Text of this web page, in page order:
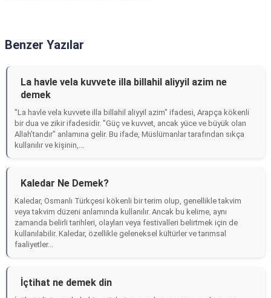
Benzer Yazılar
La havle vela kuvvete illa billahil aliyyil azim ne
demek
"La havle vela kuvvete illa billahil aliyyil azim" ifadesi, Arapça kökenli
bir dua ve zikir ifadesidir. "Güç ve kuvvet, ancak yüce ve büyük olan
Allah’tandır" anlamına gelir. Bu ifade, Müslümanlar tarafından sıkça
kullanılır ve kişinin,...
Kaledar Ne Demek?
Kaledar, Osmanlı Türkçesi kökenli bir terim olup, genellikle takvim
veya takvim düzeni anlamında kullanılır. Ancak bu kelime, aynı
zamanda belirli tarihleri, olayları veya festivalleri belirtmek için de
kullanılabilir. Kaledar, özellikle geleneksel kültürler ve tarımsal
faaliyetler...
İçtihat ne demek din